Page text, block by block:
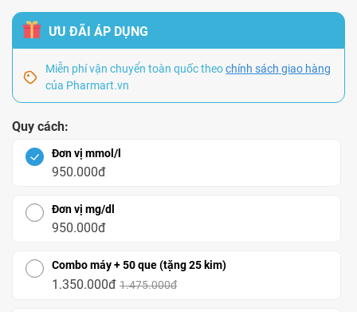
ƯU ĐÃI ÁP DỤNG
Miễn phí vận chuyển toàn quốc theochính sách giao hàng
của Pharmart.vn
Quy cách:
Đơn vị mmol/l
950.000đ
Đơn vị mg/dl
950.000đ
Combo máy + 50 que (tặng 25 kim)
1.350.000đ 1.475.000đ